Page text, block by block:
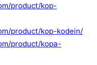
product/kop-
product/kop-kodein/
product/kopa-